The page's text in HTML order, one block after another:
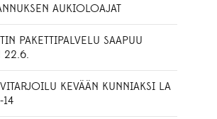
AUKIOLOAJAT
PAKETTIPALVELU SAAPUU
22.6.
KEVÄÄN KUNNIAKSI LA